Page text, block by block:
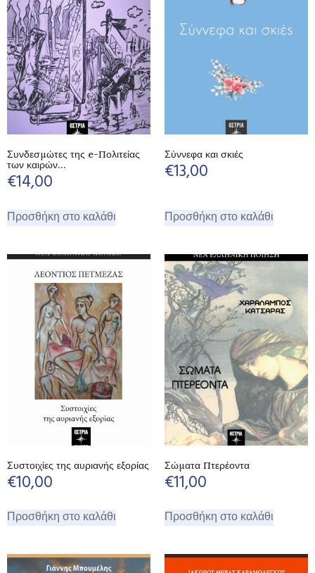
Συνδεσμώτες της e-Πολιτείας
των καιρών…
€14,00
Προσθήκη στο καλάθι
Σύννεφα και σκιές
€13,00
Προσθήκη στο καλάθι
Συστοιχίες της αυριανής εξορίας
€10,00
Προσθήκη στο καλάθι
Σώματα Πτερέοντα
€11,00
Προσθήκη στο καλάθι